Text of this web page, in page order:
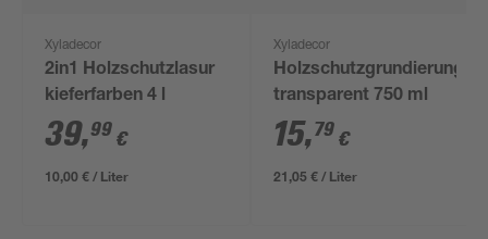
Xyladecor
2in1 Holzschutzlasur
kieferfarben 4 l
39,99 €
10,00 € / Liter
Xyladecor
Holzschutzgrundierung
transparent 750 ml
15,79 €
21,05 € / Liter